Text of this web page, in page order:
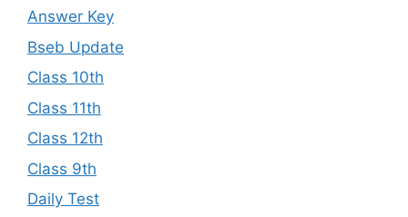
Answer Key
Bseb Update
Class 10th
Class 11th
Class 12th
Class 9th
Daily Test